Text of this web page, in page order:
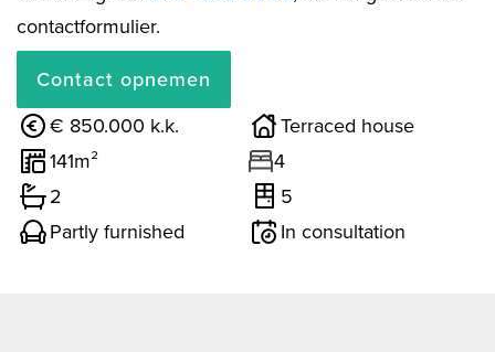
contactformulier.
Contact opnemen
€ 850.000 k.k.
Terraced house
141m²
4
2
5
Partly furnished
In consultation